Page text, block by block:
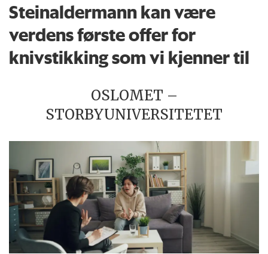
Steinaldermann kan være
verdens første offer for
knivstikking som vi kjenner til
OSLOMET –
STORBYUNIVERSITETET